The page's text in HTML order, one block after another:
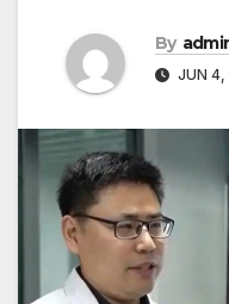
By
JUN